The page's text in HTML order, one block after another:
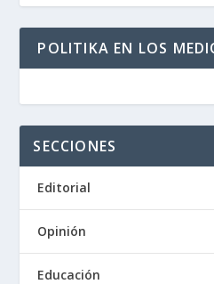
POLITIKA EN LOS
SECCIONES
Editorial
Opinión
Educación